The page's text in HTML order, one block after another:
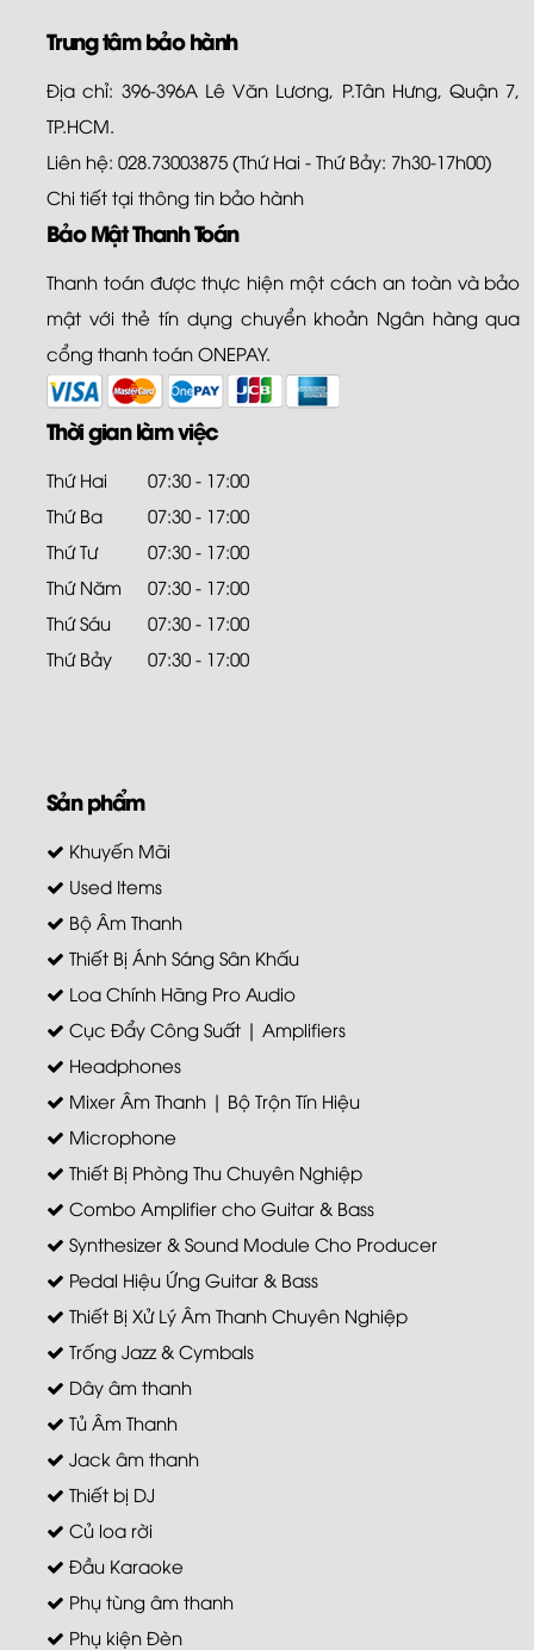
Trung tâm bảo hành
Địa chỉ: 396-396A Lê Văn Lương, P.Tân Hưng, Quận 7,
TP.HCM.
Liên hệ: 028.73003875 (Thứ Hai - Thứ Bảy: 7h30-17h00)
Chi tiết tại thông tin bảo hành
Bảo Mật Thanh Toán
Thanh toán được thực hiện một cách an toàn và bảo
mật với thẻ tín dụng chuyển khoản Ngân hàng qua
cổng thanh toán ONEPAY.
Thời gian làm việc
Thứ Hai
07:30 - 17:00
Thứ Ba
07:30 - 17:00
Thứ Tư
07:30 - 17:00
Thứ Năm
07:30 - 17:00
Thứ Sáu
07:30 - 17:00
Thứ Bảy
07:30 - 17:00
Sản phẩm
Khuyến Mãi
Used Items
Bộ Âm Thanh
Thiết Bị Ánh Sáng Sân Khấu
Loa Chính Hãng Pro Audio
Cục Đẩy Công Suất | Amplifiers
Headphones
Mixer Âm Thanh | Bộ Trộn Tín Hiệu
Microphone
Thiết Bị Phòng Thu Chuyên Nghiệp
Combo Amplifier cho Guitar & Bass
Synthesizer & Sound Module Cho Producer
Pedal Hiệu Ứng Guitar & Bass
Thiết Bị Xử Lý Âm Thanh Chuyên Nghiệp
Trống Jazz & Cymbals
Dây âm thanh
Tủ Âm Thanh
Jack âm thanh
Thiết bị DJ
Củ loa rời
Đầu Karaoke
Phụ tùng âm thanh
Phụ kiện Đèn